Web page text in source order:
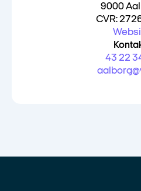
9000
CVR:
43 22